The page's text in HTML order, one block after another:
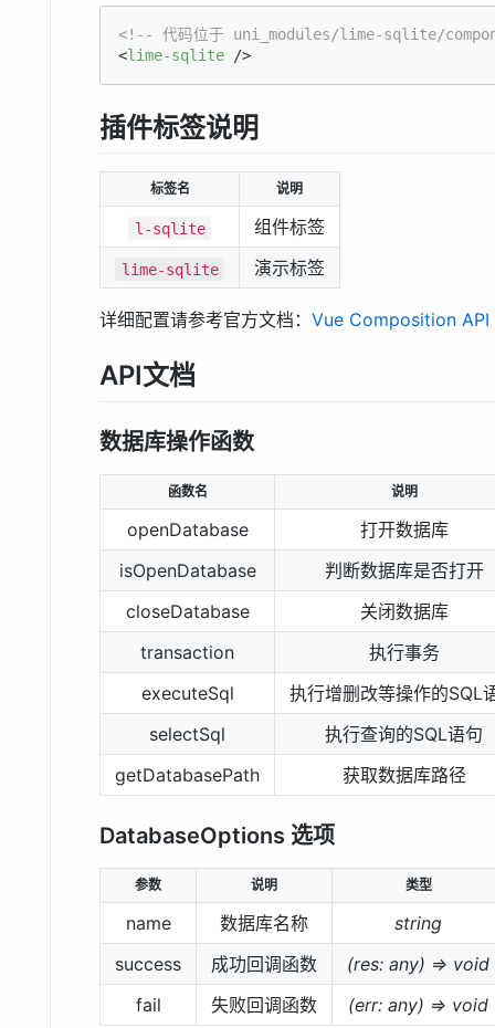
<!-- 代码位于 uni_modules/lime-sqlite/
<lime-sqlite />
插件标签说明
标签名 说明
l-sqlite 组件标签
lime-sqlite 演示标签
详细配置请参考官方文档： Vue Composition API
API文档
数据库操作函数
函数名 说明
openDatabase
打开数据库
isOpenDatabase
判断数据库是否打开
closeDatabase
关闭数据库
transaction
执行事务
executeSql
执行增删改等操作的SQL
selectSql
执行查询的SQL语句
getDatabasePath
获取数据库路径
DatabaseOptions 选项
参数 说明 类型
name 数据库名称
string
success
成功回调函数
(res: any) => void
fail
失败回调函数 (err: any) => void